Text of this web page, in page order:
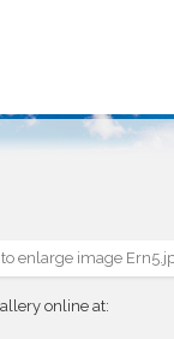
online at: